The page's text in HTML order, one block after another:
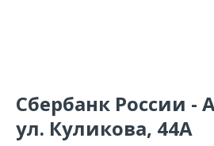
Сбербанк России -
ул. Куликова, 44А